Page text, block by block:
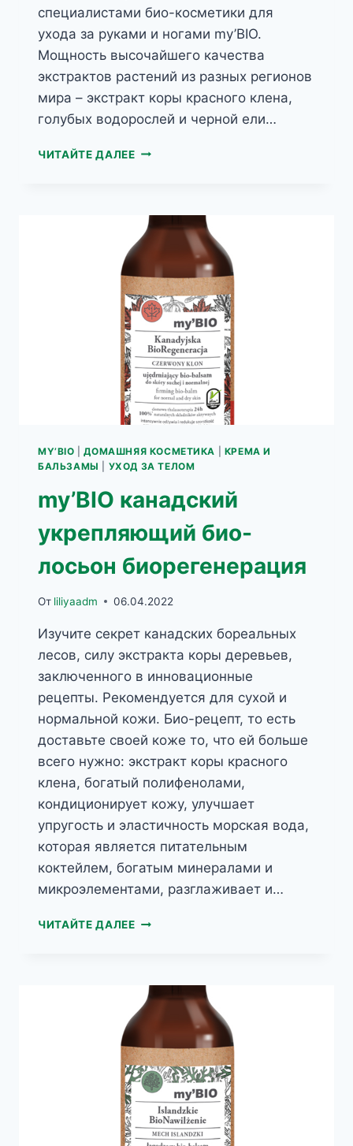
специалистами био-косметики для
ухода за руками и ногами my’BIO.
Мощность высочайшего качества
экстрактов растений из разных регионов
мира – экстракт коры красного клена,
голубых водорослей и черной ели…
ЧИТАЙТЕ ДАЛЕЕMY’BIO
РУК
КАНАДСКИЙ
КРАСНЫЙ
КЛЕН
MY’BIO |ДОМАШНЯЯ КОСМЕТИКА
КРЕМА И
БАЛЬЗАМЫ
УХОД ЗА ТЕЛОМ
my’BIO канадский
укрепляющий био-
лосьон биорегенерация
От liliyaadm 06.04.2022
Изучите секрет канадских бореальных
лесов, силу экстракта коры деревьев,
заключенного в инновационные
рецепты. Рекомендуется для сухой и
нормальной кожи. Био-рецепт, то есть
доставьте своей коже то, что ей больше
всего нужно: экстракт коры красного
клена, богатый полифенолами,
кондиционирует кожу, улучшает
упругость и эластичность морская вода,
которая является питательным
коктейлем, богатым минералами и
микроэлементами, разглаживает и…
ЧИТАЙТЕ ДАЛЕЕMY’BIO
ЛОСЬОН
БИОРЕГЕНЕРАЦИЯ